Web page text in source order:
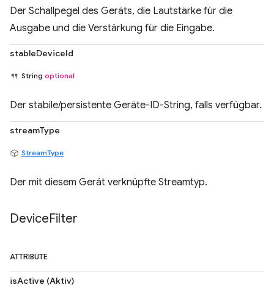
Der Schallpegel des Geräts, die Lautstärke für die
Ausgabe und die Verstärkung für die Eingabe.
stableDeviceId
String optional
Der stabile/persistente Geräte-ID-String, falls verfügbar.
streamType
StreamType
Der mit diesem Gerät verknüpfte Streamtyp.
DeviceFilter
ATTRIBUTE
isActive (Aktiv)